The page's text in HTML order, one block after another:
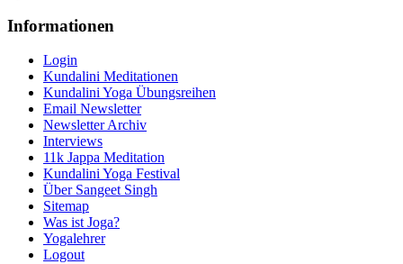
Informationen
Login
Kundalini Meditationen
Kundalini Yoga Übungsreihen
Email Newsletter
Newsletter Archiv
Interviews
11k Jappa Meditation
Kundalini Yoga Festival
Über Sangeet Singh
Sitemap
Was ist Joga?
Yogalehrer
Logout